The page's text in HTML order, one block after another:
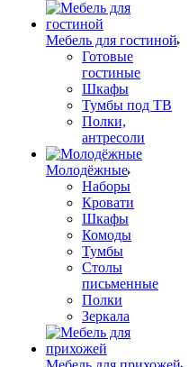
Мебель для гостиной
Готовые
гостиные
Шкафы
Тумбы под ТВ
Полки,
антресоли
Молодёжные
Наборы
Кровати
Шкафы
Комоды
Тумбы
Столы
письменные
Полки
Зеркала